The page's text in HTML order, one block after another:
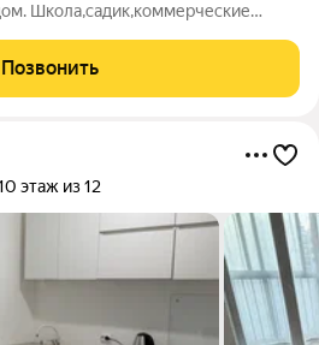
Школа,садик,коммерческие
Позвонить
этаж из 12